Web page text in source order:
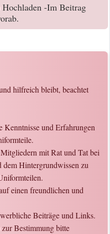
-Im Beitrag
hilfreich bleibt, beachtet
und Erfahrungen
mit Rat und Tat bei
Hintergrundwissen zu
einen freundlichen und
Beiträge und Links.
Bestimmung bitte